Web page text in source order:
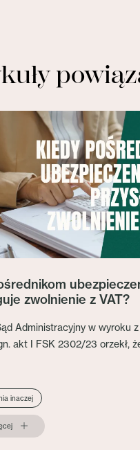
zwolnienie z VAT?
Administracyjny w wyroku
akt I FSK 2302/23 orzekł,
inaczej